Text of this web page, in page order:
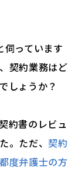
伺っています
契約業務はど
しょうか？
約書のレビュ
。ただ、契約
度弁護士の方